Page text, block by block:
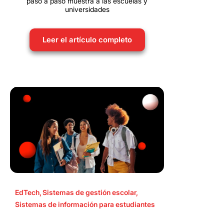
universidades
Leer el artículo completo
EdTech,Sistemas de gestión escolar,
Sistemas de información para estudiantes